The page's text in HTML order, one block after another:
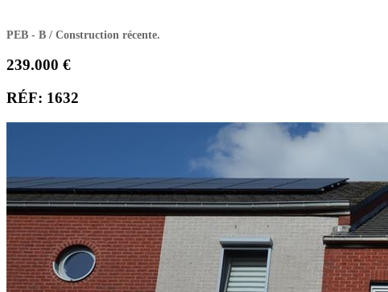
PEB - B / Construction récente.
239.000 €
RÉF: 1632